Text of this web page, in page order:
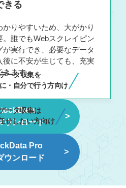
きる
りやすいため、大がかり
誰でもWebスクレイピン
実行でき、必要なデータ
後に不安が生じても、充実
きます。
ータ収集を
・自分で行う方向け
ウンロード
ータ収集は
せしたい方向け
Pro
ウンロード